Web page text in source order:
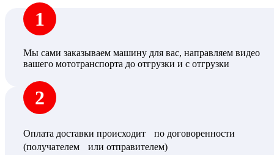
1
Мы сами заказываем машину для вас, направляем видео
вашего мототранспорта до отгрузки и с отгрузки
2
Оплата доставки происходит по договоренности
(получателем или отправителем)